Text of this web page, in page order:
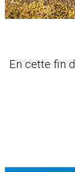
En cette fin